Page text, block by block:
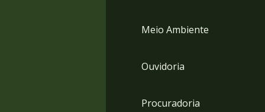
Meio Ambiente
Ouvidoria
Procuradoria